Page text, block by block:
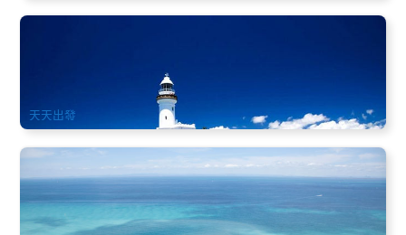
天天出發
布里斯本 | 摩頓島/海豚島4天3夜全年套餐(船票+島上住宿+餵
海豚) Tangalooma Island Resort 4Days 3Nights
1k 已預訂
AUD $774.00 $813.00